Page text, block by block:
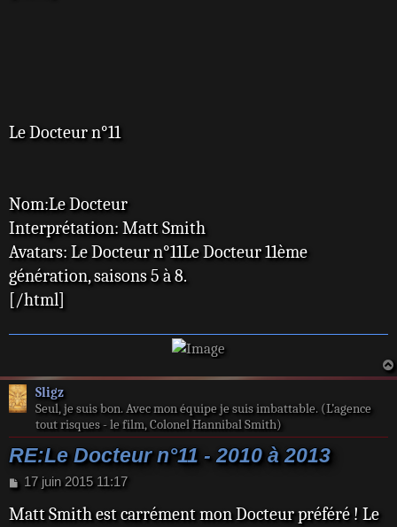
Le Docteur n°11
Nom:Le Docteur
Interprétation: Matt Smith
Avatars: Le Docteur n°11Le Docteur 11ème
génération, saisons 5 à 8.
[/html]
Sligz
Seul, je suis bon. Avec mon équipe je suis imbattable. (L’agence
tout risques - le film, Colonel Hannibal Smith)
RE:Le Docteur n°11 - 2010 à 2013
M
s
17 juin 2015 11:17
Matt Smith est carrément mon Docteur préféré ! Le